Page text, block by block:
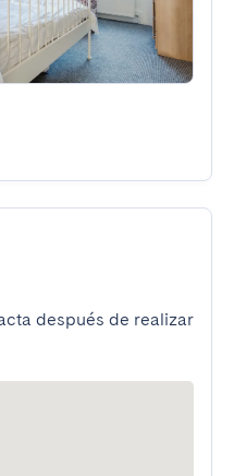
después de realizar